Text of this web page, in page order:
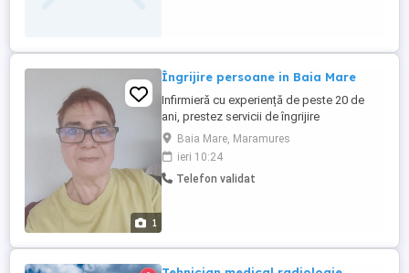
1
Îngrijire persoane in Baia Mare
Infirmieră cu experiență de peste 20 de
ani, prestez servicii de îngrijire
batrani.Diaponibila între 6 și 8 ore pe zi,de
luni până vineri.
Baia Mare, Maramures
ieri 10:24
Telefon validat